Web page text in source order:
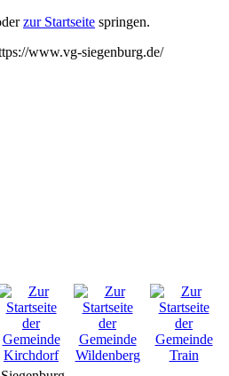
zur Startseite springen.
www.vg-siegenburg.de/